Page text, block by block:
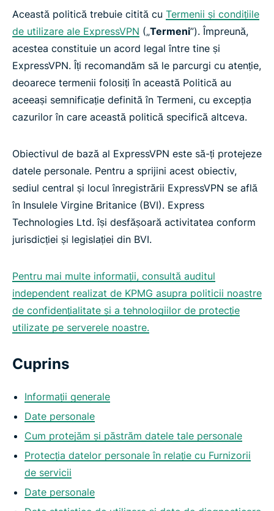
Această politică trebuie citită cu Termenii și condițiile
de utilizare ale ExpressVPN („Termeni”). Împreună,
acestea constituie un acord legal între tine și
ExpressVPN. Îți recomandăm să le parcurgi cu atenție,
deoarece termenii folosiți în această Politică au
aceeași semnificație definită în Termeni, cu excepția
cazurilor în care această politică specifică altceva.
Obiectivul de bază al ExpressVPN este să-ți protejeze
datele personale. Pentru a sprijini acest obiectiv,
sediul central și locul înregistrării ExpressVPN se află
în Insulele Virgine Britanice (BVI). Express
Technologies Ltd. își desfășoară activitatea conform
jurisdicției și legislației din BVI.
Pentru mai multe informații, consultă auditul
independent realizat de KPMG asupra politicii noastre
de confidențialitate și a tehnologiilor de protecție
utilizate pe serverele noastre.
Cuprins
Informații generale
Date personale
Cum protejăm și păstrăm datele tale personale
Protecția datelor personale în relație cu Furnizorii
de servicii
Date personale